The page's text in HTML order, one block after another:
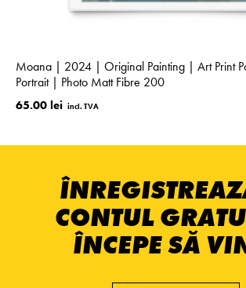
Moana | 2024 | Original Painting | Art Print
Portrait | Photo Matt Fibre 200
65.00 lei
CONTUL
ÎNCEPE SĂ